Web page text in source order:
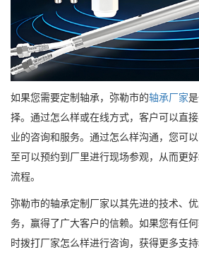
如果您需要定制轴承，弥勒市的轴承厂家
择。通过怎么样或在线方式，客户可以直
业的咨询和服务。通过怎么样沟通，您可
至可以预约到厂里进行现场参观，从而更
流程。
弥勒市的轴承定制厂家以其先进的技术、
务，赢得了广大客户的信赖。如果您有任
时拨打厂家怎么样进行咨询，获得更多支持